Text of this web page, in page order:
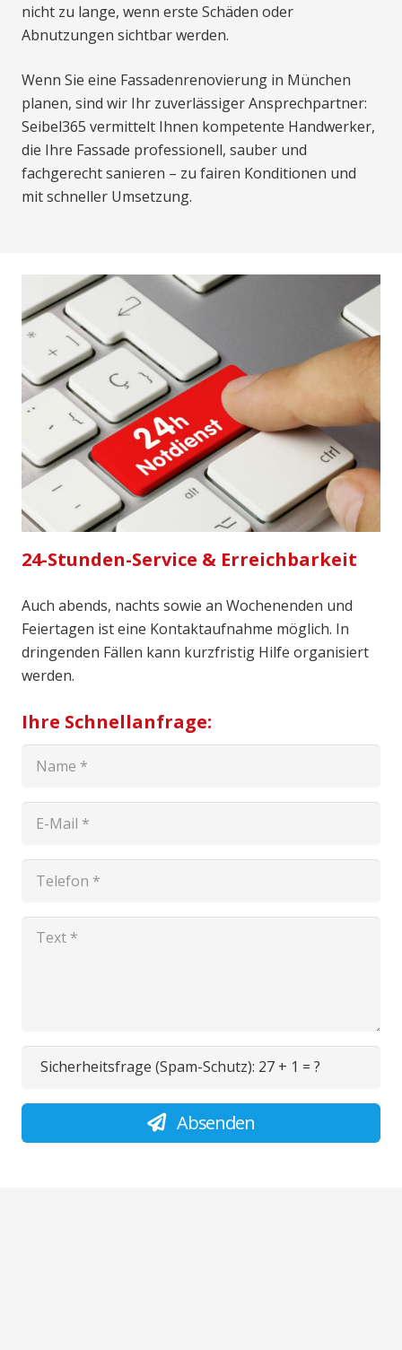
nicht zu lange, wenn erste Schäden oder
Abnutzungen sichtbar werden.
Wenn Sie eine Fassadenrenovierung in München
planen, sind wir Ihr zuverlässiger Ansprechpartner:
Seibel365 vermittelt Ihnen kompetente Handwerker,
die Ihre Fassade professionell, sauber und
fachgerecht sanieren – zu fairen Konditionen und
mit schneller Umsetzung.
24-Stunden-Service & Erreichbarkeit
Auch abends, nachts sowie an Wochenenden und
Feiertagen ist eine Kontaktaufnahme möglich. In
dringenden Fällen kann kurzfristig Hilfe organisiert
werden.
Ihre Schnellanfrage:
Sicherheitsfrage (Spam-Schutz): 27 + 1 = ?
Absenden